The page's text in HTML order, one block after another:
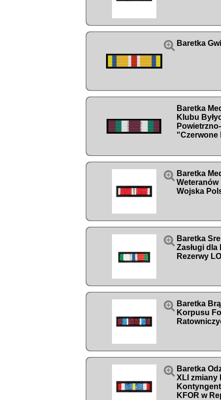
 Baretka
Baretka
Klubu
"Czerwone
 Baretka
Weteranów
Wojska
 Baretka
Zasługi dla
Rezerwy
 Baretka
Korpusu
 Baretka
XLI zmiany
KFOR w